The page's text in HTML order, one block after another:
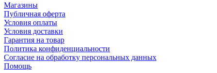
Магазины
Публичная оферта
Условия оплаты
Условия доставки
Гарантия на товар
Политика конфиденциальности
Согласие на обработку персональных данных
Помощь